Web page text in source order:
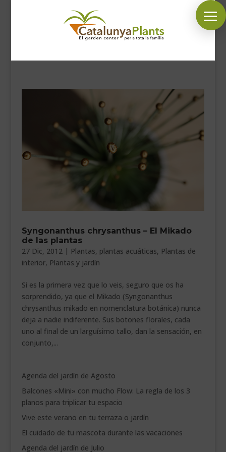
SÍGUENOS EN:
COMPLEMENTOS JARDÍN
MASCOTAS
___________________________
VEURE EN CATALÀ
Syngonanthus chrysanthus – El Mikado
de las plantas
27 Dic, 2012| Plantas, plantas acuáticas, Plantas de
interior, Plantas y jardín
Si es la primera vez que lo veis, seguro que os ha
sorprendido, ya que el Mikado (Syngonanthus
chrysanthus mikado en nomenclatura botánica) nunca
deja a nadie indiferente. Sus botones florales, cada
uno al final de un larguísimo tallo, dan la sensación, en
conjunto,...
Agenda del jardín de Agosto
Balcones «Mini» con mucho Flow: La regla de los 3
planos para triplicar tu espacio
Vive este verano en tu terraza o jardín
El cuidado de tu mascota durante las vacaciones
Agenda del jardín de Julio